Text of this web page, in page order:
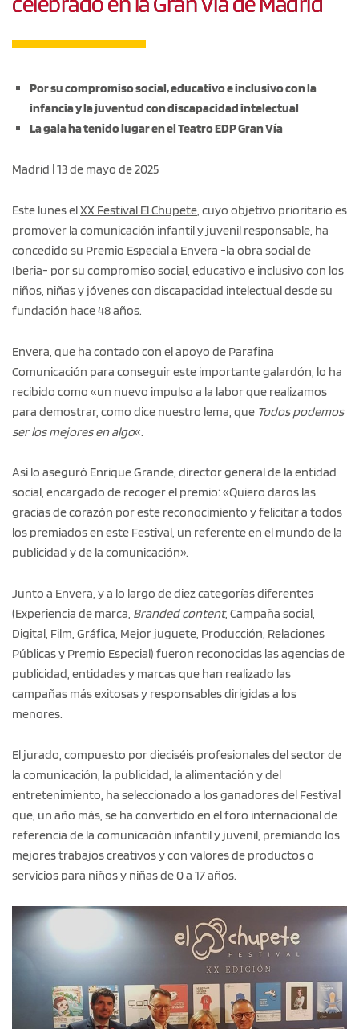
Por su compromiso social, educativo e inclusivo con la
infancia y la juventud con discapacidad intelectual
La gala ha tenido lugar en el Teatro EDP Gran Vía
Madrid | 13 de mayo de 2025
Este lunes elXX Festival El Chupete , cuyo objetivo prioritario es
promover la comunicación infantil y juvenil responsable, ha
concedido su Premio Especial a Envera -la obra social de
Iberia- por su compromiso social, educativo e inclusivo con los
niños, niñas y jóvenes con discapacidad intelectual desde su
fundación hace 48 años.
Envera, que ha contado con el apoyo de Parafina
Comunicación para conseguir este importante galardón, lo ha
recibido como «un nuevo impulso a la labor que realizamos
para demostrar, como dice nuestro lema, que Todos podemos
ser los mejores en algo«.
Así lo aseguró Enrique Grande, director general de la entidad
social, encargado de recoger el premio: «Quiero daros las
gracias de corazón por este reconocimiento y felicitar a todos
los premiados en este Festival, un referente en el mundo de la
publicidad y de la comunicación».
Junto a Envera, y a lo largo de diez categorías diferentes
(Experiencia de marca, Branded content, Campaña social,
Digital, Film, Gráfica, Mejor juguete, Producción, Relaciones
Públicas y Premio Especial) fueron reconocidas las agencias de
publicidad, entidades y marcas que han realizado las
campañas más exitosas y responsables dirigidas a los
menores.
El jurado, compuesto por dieciséis profesionales del sector de
la comunicación, la publicidad, la alimentación y del
entretenimiento, ha seleccionado a los ganadores del Festival
que, un año más, se ha convertido en el foro internacional de
referencia de la comunicación infantil y juvenil, premiando los
mejores trabajos creativos y con valores de productos o
servicios para niños y niñas de 0 a 17 años.